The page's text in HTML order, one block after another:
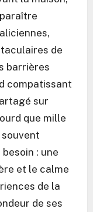
de
barrières
compatissant
sur
que mille
: une
et le calme
de la
de ses